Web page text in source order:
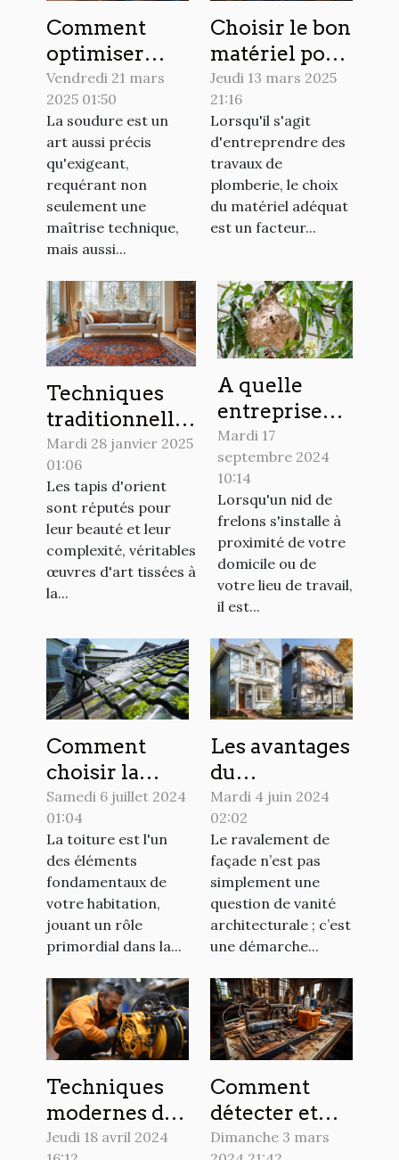
Comment
optimiser
l'utilisation
d'un poste à
souder pour
les débutants
Vendredi 21 mars
2025 01:50
La soudure est un
art aussi précis
qu'exigeant,
requérant non
seulement une
maîtrise technique,
mais aussi...
Choisir le bon
matériel pour
vos travaux
de plomberie
Jeudi 13 mars 2025
21:16
Lorsqu'il s'agit
d'entreprendre des
travaux de
plomberie, le choix
du matériel adéquat
est un facteur...
Techniques
traditionnelles
et modernes
pour le
nettoyage de
tapis d'orient
Mardi 28 janvier 2025
01:06
Les tapis d'orient
sont réputés pour
leur beauté et leur
complexité, véritables
œuvres d'art tissées à
la...
A quelle
entreprise
spécialisée
confier la
destruction
d’un nid de
frelons dans
la Sarthe ?
Mardi 17
septembre 2024
10:14
Lorsqu'un nid de
frelons s'installe à
proximité de votre
domicile ou de
votre lieu de travail,
il est...
Comment
choisir la
meilleure
méthode de
démoussage
pour votre
toit ?
Samedi 6 juillet 2024
01:04
La toiture est l'un
des éléments
fondamentaux de
votre habitation,
jouant un rôle
primordial dans la...
Les avantages
du
ravalement
de façade
pour
l'efficacité
énergétique
et l'esthétique
de votre
maison
Mardi 4 juin 2024
02:02
Le ravalement de
façade n’est pas
simplement une
question de vanité
architecturale ; c’est
une démarche...
Techniques
modernes de
débouchage
Jeudi 18 avril 2024
Comment
détecter et
réparer les
Dimanche 3 mars